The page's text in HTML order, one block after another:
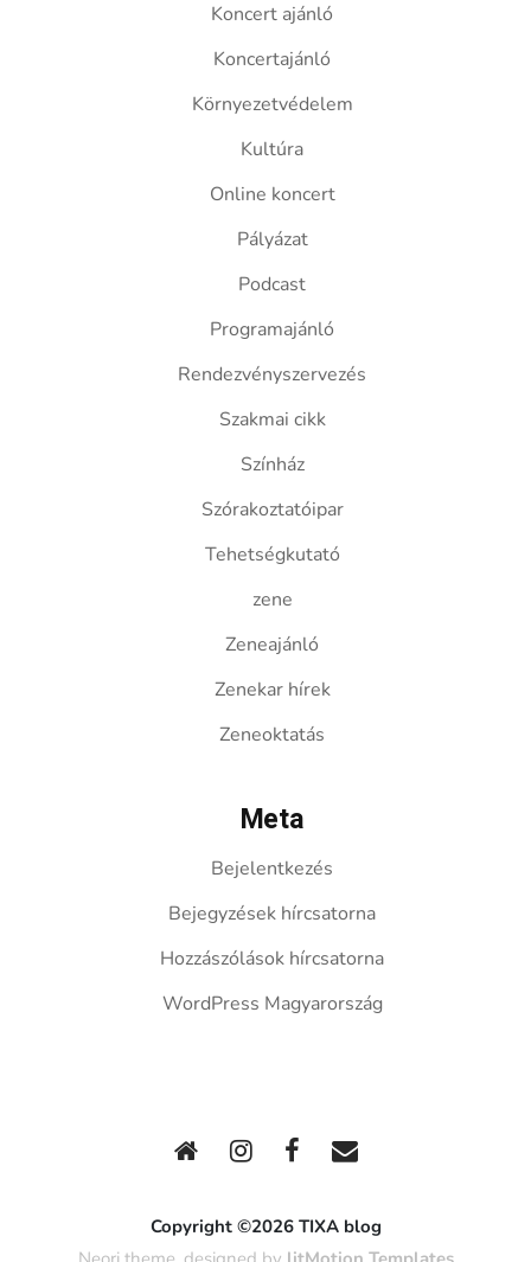
Koncert ajánló
Koncertajánló
Környezetvédelem
Kultúra
Online koncert
Pályázat
Podcast
Programajánló
Rendezvényszervezés
Szakmai cikk
Színház
Szórakoztatóipar
Tehetségkutató
zene
Zeneajánló
Zenekar hírek
Zeneoktatás
Meta
Bejelentkezés
Bejegyzések hírcsatorna
Hozzászólások hírcsatorna
WordPress Magyarország
Copyright ©2026 TIXA blog